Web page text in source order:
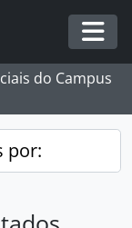
do Campus
por: